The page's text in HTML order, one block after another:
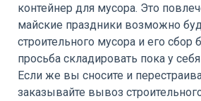
контейнер для мусора. Это
майские праздники возможно
строительного мусора и его
просьба складировать пока у себя
Если же вы сносите и
заказывайте вывоз